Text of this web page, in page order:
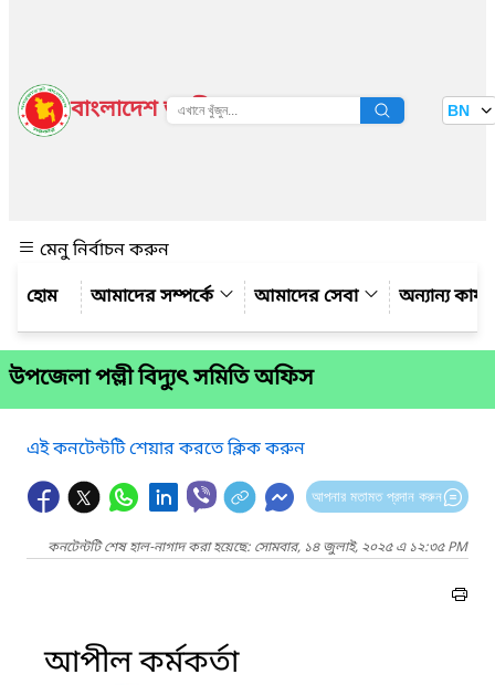
বাংলাদেশ জাতীয় তথ্য বাতায়ন BN
মেনু নির্বাচন করুন
আমাদের সম্পর্কে
আমাদের সেবা অন্যান্য
উপজেলা পল্লী বিদ্যুৎ সমিতি অফিস
এই কনটেন্টটি শেয়ার করতে ক্লিক করুন
আপনার মতামত প্রদান করুন
কনটেন্টটি শেষ হাল-নাগাদ করা হয়েছে: সোমবার, ১৪ জুলাই, ২০২৫ এ ১২:৩৫ PM
আপীল কর্মকর্তা